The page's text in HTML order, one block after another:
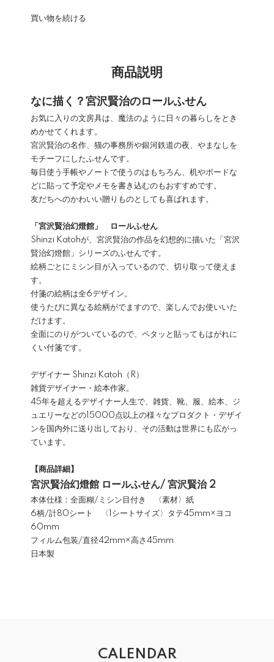
買い物を続ける
商品説明
なに描く？宮沢賢治のロールふせん
お気に入りの文房具は、魔法のように日々の暮らしをとき
めかせてくれます。
宮沢賢治の名作、猫の事務所や銀河鉄道の夜、やまなしを
モチーフにしたふせんです。
毎日使う手帳やノートで使うのはもちろん、机やボードな
どに貼って予定やメモを書き込むのもおすすめです。
友だちへのかわいい贈りものとしても喜ばれます。
「宮沢賢治幻燈館」 ロールふせん
Shinzi Katohが、宮沢賢治の作品を幻想的に描いた「宮沢
賢治幻燈館」シリーズのふせんです。
絵柄ごとにミシン目が入っているので、切り取って使えま
す。
付箋の絵柄は全6デザイン。
使うたびに異なる絵柄がでますので、楽しんでお使いいた
だけます。
全面にのりがついているので、ペタッと貼ってもはがれに
くい付箋です。
デザイナー Shinzi Katoh（R）
雑貨デザイナー・絵本作家。
45年を超えるデザイナー人生で、雑貨、靴、服、絵本、ジ
ュエリーなどの15000点以上の様々なプロダクト・デザイ
ンを国内外に送り出しており、その活動は世界にも広がっ
ています。
【商品詳細】
宮沢賢治幻燈館 ロールふせん/ 宮沢賢治 2
本体仕様：全面糊/ミシン目付き 〈素材〉紙
6柄/計80シート 〈1シートサイズ〉タテ45mm×ヨコ
60mm
フィルム包装/直径42mm×高さ45mm
日本製
CALENDAR